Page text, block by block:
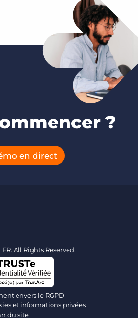
?
en direct
All Rights Reserved.
envers le RGPD
et informations privées
du site